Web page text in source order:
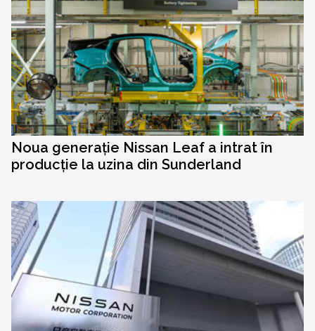
Noua generație Nissan Leaf a intrat în
producție la uzina din Sunderland